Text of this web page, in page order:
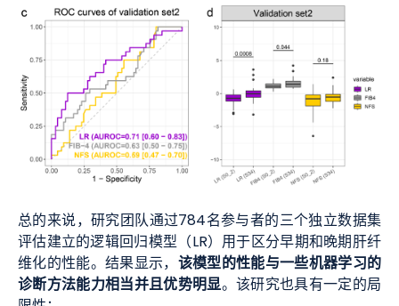
总的来说，研究团队通过784名参与者的三个独立数据集
评估建立的逻辑回归模型（LR）用于区分早期和晚期肝纤
维化的性能。结果显示， 该模型的性能与一些机器学习的
诊断方法能力相当并且优势明显。该研究也具有一定的局